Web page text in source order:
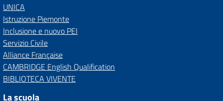
UNICA
Istruzione Piemonte
Inclusione e nuovo PEI
Servizio Civile
Alliance Française
CAMBRIDGE English Qualification
BIBLIOTECA VIVENTE
La scuola